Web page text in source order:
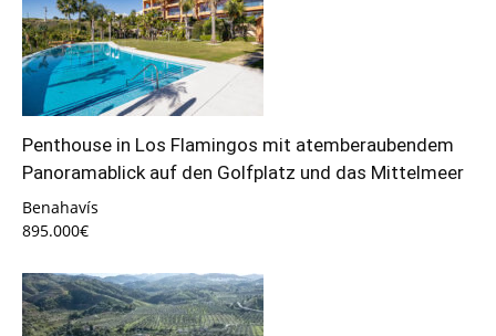
Penthouse in Los Flamingos mit atemberaubendem
Panoramablick auf den Golfplatz und das Mittelmeer
Benahavís
895.000€